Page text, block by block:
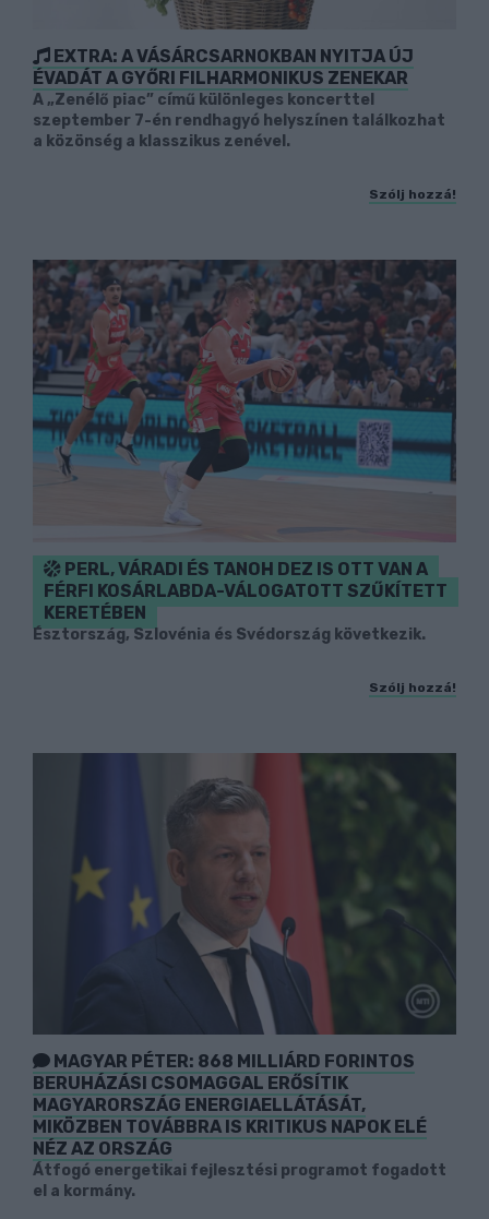
EXTRA: A VÁSÁRCSARNOKBAN NYITJA ÚJ
ÉVADÁT A GYŐRI FILHARMONIKUS ZENEKAR
A „Zenélő piac” című különleges koncerttel
szeptember 7-én rendhagyó helyszínen találkozhat
a közönség a klasszikus zenével.
Szólj hozzá!
PERL, VÁRADI ÉS TANOH DEZ IS OTT VAN A
FÉRFI KOSÁRLABDA-VÁLOGATOTT SZŰKÍTETT
KERETÉBEN
Észtország, Szlovénia és Svédország következik.
Szólj hozzá!
MAGYAR PÉTER: 868 MILLIÁRD FORINTOS
BERUHÁZÁSI CSOMAGGAL ERŐSÍTIK
MAGYARORSZÁG ENERGIAELLÁTÁSÁT,
MIKÖZBEN TOVÁBBRA IS KRITIKUS NAPOK ELÉ
NÉZ AZ ORSZÁG
Átfogó energetikai fejlesztési programot fogadott
el a kormány.